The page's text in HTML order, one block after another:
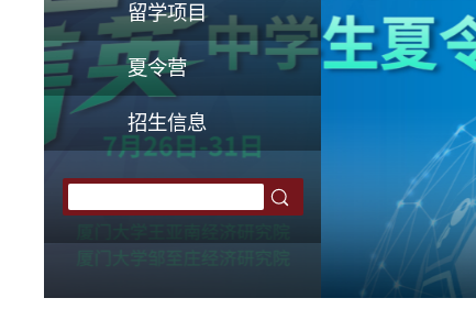
留学项目
夏令营
招生信息